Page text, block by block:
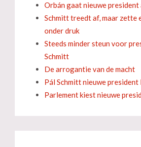
Orbán gaat nieuwe president
Schmitt treedt af, maar zette
onder druk
Steeds minder steun voor
Schmitt
De arrogantie van de macht
Pál Schmitt nieuwe
Parlement kiest nieuwe